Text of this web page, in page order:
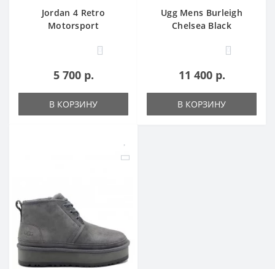
Jordan 4 Retro
Motorsport
0
5 700 р.
В КОРЗИНУ
Ugg Mens Burleigh
Chelsea Black
0
11 400 р.
В КОРЗИНУ